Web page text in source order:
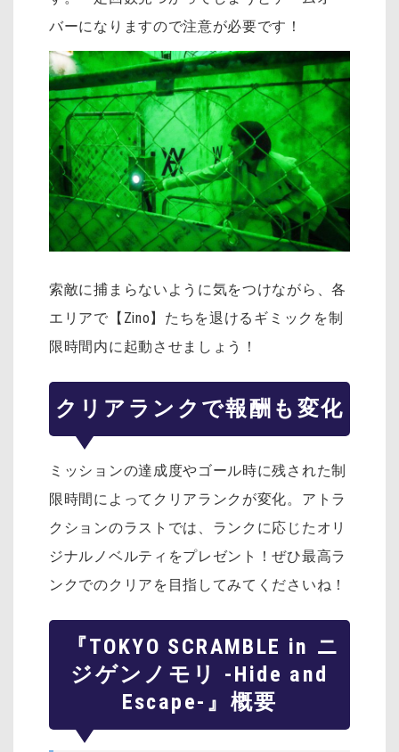
バーになりますので注意が必要です！
索敵に捕まらないように気をつけながら、各
エリアで【Zino】たちを退けるギミックを制
限時間内に起動させましょう！
クリアランクで報酬も変化
ミッションの達成度やゴール時に残された制
限時間によってクリアランクが変化。アトラ
クションのラストでは、ランクに応じたオリ
ジナルノベルティをプレゼント！ぜひ最高ラ
ンクでのクリアを目指してみてくださいね！
『TOKYO SCRAMBLE in ニ
ジゲンノモリ -Hide and
Escape-』概要